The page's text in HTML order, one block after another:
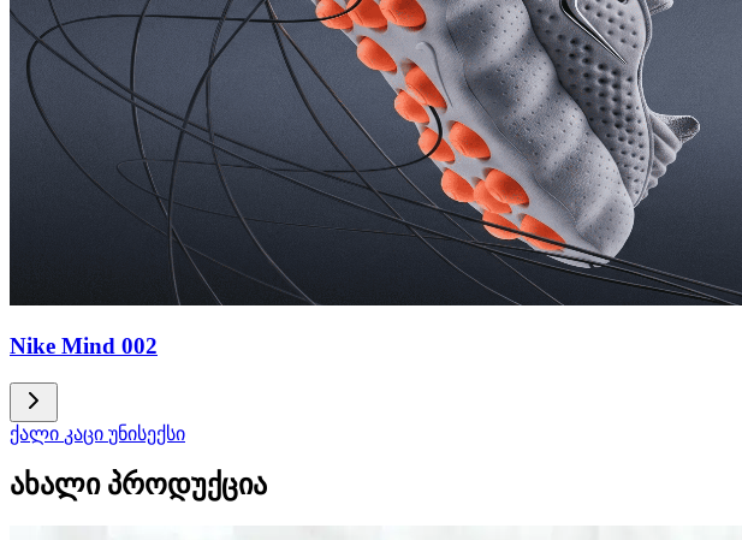
Nike Mind 002
ქალი კაცი უნისექსი
ახალი პროდუქცია